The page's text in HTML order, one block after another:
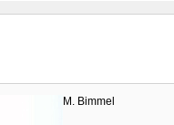
M. Bimmel